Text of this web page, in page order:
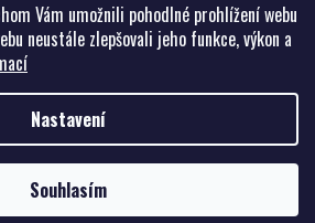
Vám umožnili pohodlné prohlížení webu
neustále zlepšovali jeho funkce, výkon a
Nastavení
Souhlasím
Shoptet Premium
spol. s r.o.. Všechna práva vyhrazena.